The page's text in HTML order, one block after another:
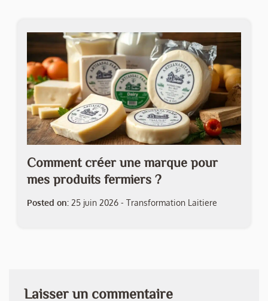
Comment créer une marque pour
mes produits fermiers ?
Posted on: 25 juin 2026 - Transformation Laitiere
Laisser un commentaire